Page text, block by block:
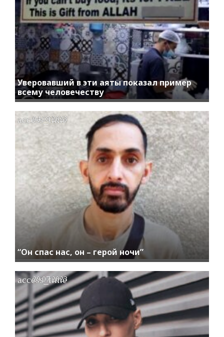
Уверовавший в эти аяты показал пример
всему человечеству
“Он спас нас, он – герой ночи”
access_time
04.08.2023
access_time
29.07.2023